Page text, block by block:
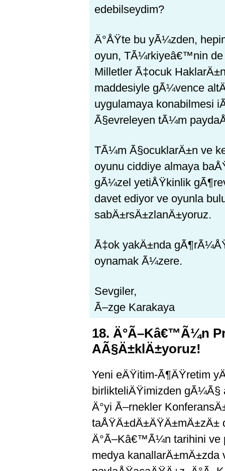
edebilseydim?
Ä°ÅŸte bu yÃ¼zden,
oyun, TÃ¼rkiyeâ€™nin de
Milletler Ã‡ocuk
maddesiyle gÃ¼vence
uygulamaya konabilmesi
Ã§evreleyen tÃ¼m
TÃ¼m Ã§ocuklarÄ±n ve
oyunu ciddiye almaya
gÃ¼zel yetiÅŸkinlik
davet ediyor ve oyunla
sabÄ±rsÄ±zlanÄ±yoruz.
Ã‡ok yakÄ±nda
oynamak Ã¼zere.
Sevgiler,
Ã–zge Karakaya
18. Ä°Ã–Kâ€™Ã¼n
AÃ§Ä±klÄ±yoruz!
Yeni eÄŸitim-Ã¶ÄŸretim
birlikteliÄŸimizden gÃ¼Ã§
Ä°yi Ã–rnekler
taÅŸÄ±dÄ±ÄŸÄ±mÄ±zÄ±
Ä°Ã–Kâ€™Ã¼n tarihini ve
medya kanallarÄ±mÄ±zda